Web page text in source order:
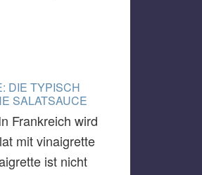
DIE TYPISCH
SALATSAUCE
Frankreich wird
mit vinaigrette
ist nicht